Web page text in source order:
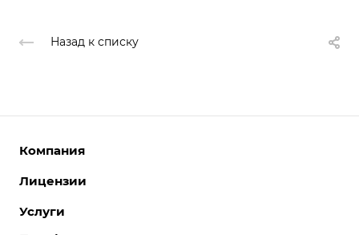
Назад к списку
Компания
О компании
Лицензии
Интернет-магазины
Услуги